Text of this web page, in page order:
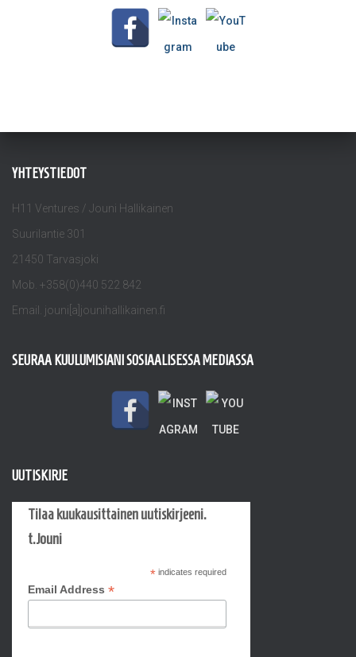
YHTEYSTIEDOT
H11 Ventures / Jouni Hallikainen
Suurilantie 301
21450 Tarvasjoki
Mob. +358(0)440 522 842
Email. jouni[a]jounihallikainen.fi
SEURAA KUULUMISIANI SOSIAALISESSA MEDIASSA
UUTISKIRJE
Tilaa kuukausittainen uutiskirjeeni.
t.Jouni
*indicates required
Email Address *